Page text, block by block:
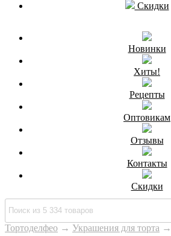
Скидки
Новинки
Хиты!
Рецепты
Оптовикам
Отзывы
Контакты
Скидки
Тортоделфео → Украшения для торта →